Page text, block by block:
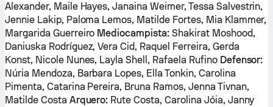
Alexander, Maile Hayes, Janaina Weimer, Tessa Salvestrin,
Jennie Lakip, Paloma Lemos, Matilde Fortes, Mia Klammer,
Margarida Guerreiro Mediocampista: Shakirat Moshood,
Daniuska Rodríguez, Vera Cid, Raquel Ferreira, Gerda
Konst, Nicole Nunes, Layla Shell, Rafaela Rufino Defensor:
Núria Mendoza, Barbara Lopes, Ella Tonkin, Carolina
Pimenta, Catarina Pereira, Bruna Ramos, Jenna Tivnan,
Matilde Costa Arquero: Rute Costa, Carolina Jóia, Janny